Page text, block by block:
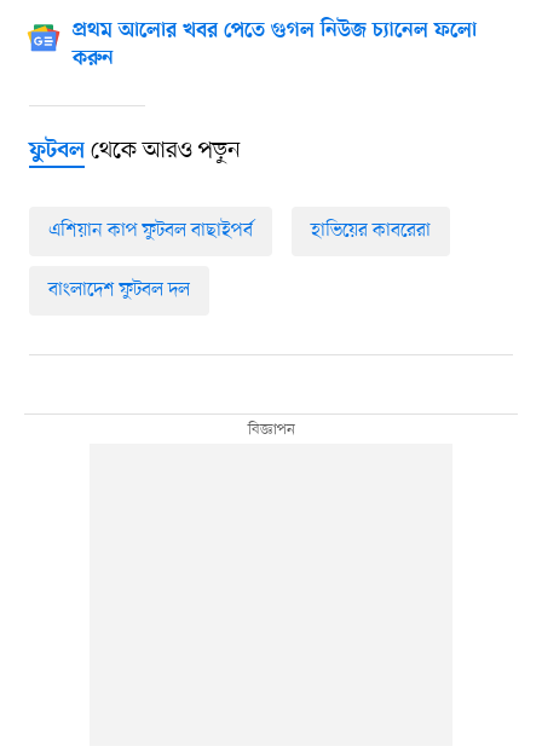
প্রথম আলোর খবর পেতে গুগল নিউজ চ্যানেল ফলো
করুন
ফুটবলথেকে আরও পড়ুন
এশিয়ান কাপ ফুটবল বাছাইপর্ব হাভিয়ের কাবরেরা
বাংলাদেশ ফুটবল দল